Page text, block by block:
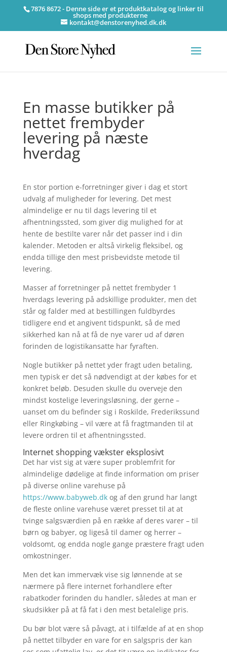
7876 8672 - Denne side er et produktkatalog og linker til
shops med produkterne
kontakt@denstorenyhed.dk.dk
En masse butikker på
nettet frembyder
levering på næste
hverdag
En stor portion e-forretninger giver i dag et stort
udvalg af muligheder for levering. Det mest
almindelige er nu til dags levering til et
afhentningssted, som giver dig mulighed for at
hente de bestilte varer når det passer ind i din
kalender. Metoden er altså virkelig fleksibel, og
endda tillige den mest prisbevidste metode til
levering.
Masser af forretninger på nettet frembyder 1
hverdags levering på adskillige produkter, men det
står og falder med at bestillingen fuldbyrdes
tidligere end et angivent tidspunkt, så de med
sikkerhed kan nå at få de nye varer ud af døren
forinden de logistikansatte har fyraften.
Nogle butikker på nettet yder fragt uden betaling,
men typisk er det så nødvendigt at der købes for et
konkret beløb. Desuden skulle du overveje den
mindst kostelige leveringsløsning, der gerne –
uanset om du befinder sig i Roskilde, Frederikssund
eller Ringkøbing – vil være at få fragtmanden til at
levere ordren til et afhentningssted.
Internet shopping vækster eksplosivt
Det har vist sig at være super problemfrit for
almindelige dødelige at finde information om priser
på diverse online varehuse på
https://www.babyweb.dkog af den grund har langt
de fleste online varehuse været presset til at at
tvinge salgsværdien på en række af deres varer – til
børn og babyer, og ligeså til damer og herrer –
voldsomt, og endda nogle gange præstere fragt uden
omkostninger.
Men det kan immervæk vise sig lønnende at se
nærmere på flere internet forhandlere efter
rabatkoder forinden du handler, således at man er
skudsikker på at få fat i den mest betalelige pris.
Du bør blot være så påvagt, at i tilfælde af at en shop
på nettet tilbyder en vare for en salgspris der kan